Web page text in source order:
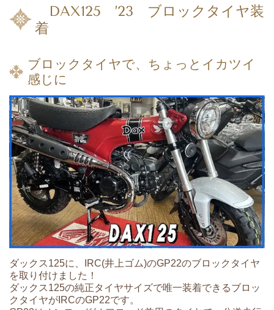
DAX125 ’23 ブロックタイヤ装
着
ブロックタイヤで、ちょっとイカツイ
感じに
ダックス125に、IRC(井上ゴム)のGP22のブロックタイヤ
を取り付けました！
ダックス125の純正タイヤサイズで唯一装着できるブロッ
クタイヤがIRCのGP22です。